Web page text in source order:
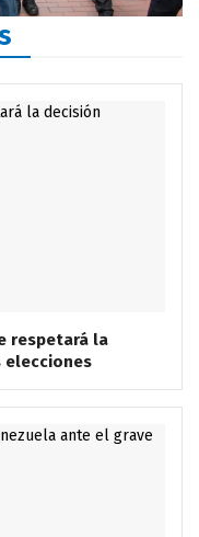
respetará la
elecciones